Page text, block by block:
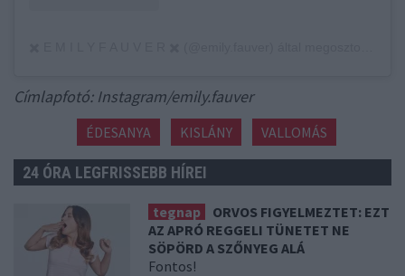
Címlapfotó: Instagram/emily.fauver
ÉDESANYA KISLÁNY VALLOMÁS
24 ÓRA LEGFRISSEBB HÍREI
tegnap
ORVOS FIGYELMEZTET: EZT
AZ APRÓ REGGELI TÜNETET NE
SÖPÖRD A SZŐNYEG ALÁ
Fontos!